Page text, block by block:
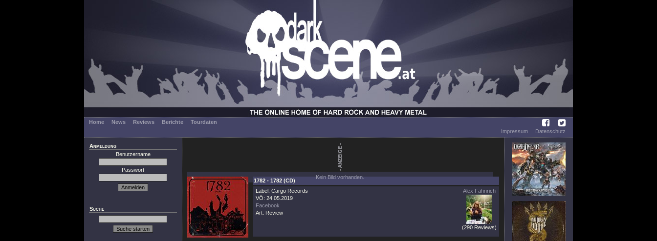
Home News Reviews Berichte
Tourdaten
Impressum
Datenschutz
Anmeldung
Benutzername
Passwort
Suche
Kein Bild vorhanden.
1782 - 1782 (CD)
Label: Cargo Records
VÖ: 24.05.2019
Facebook
Art: Review
Alex Fähnrich
(290 Reviews)